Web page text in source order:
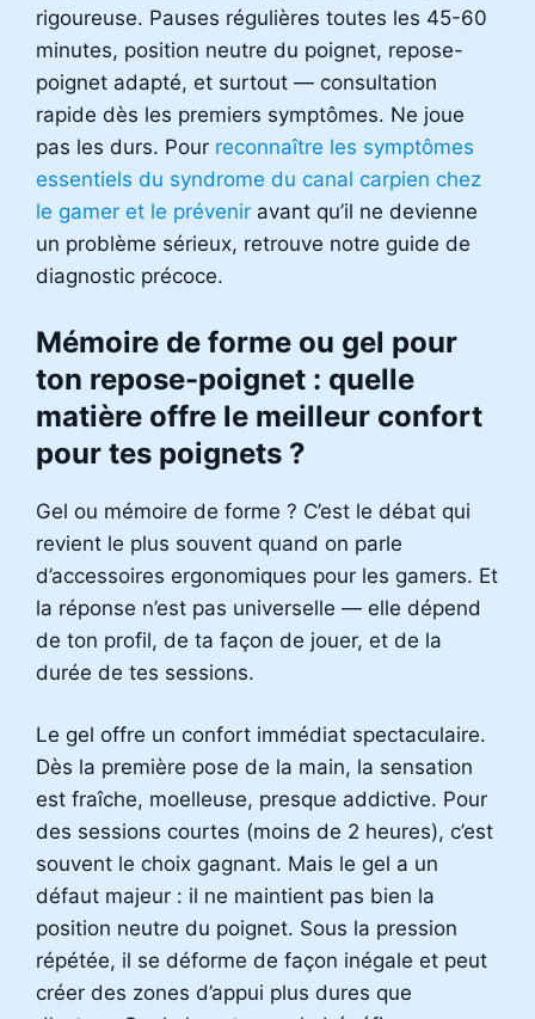
rigoureuse. Pauses régulières toutes les 45-60
minutes, position neutre du poignet, repose-
poignet adapté, et surtout — consultation
rapide dès les premiers symptômes. Ne joue
pas les durs. Pour reconnaître les symptômes
essentiels du syndrome du canal carpien chez
le gamer et le prévenir avant qu’il ne devienne
un problème sérieux, retrouve notre guide de
diagnostic précoce.
Mémoire de forme ou gel pour
ton repose-poignet : quelle
matière offre le meilleur confort
pour tes poignets ?
Gel ou mémoire de forme ? C’est le débat qui
revient le plus souvent quand on parle
d’accessoires ergonomiques pour les gamers. Et
la réponse n’est pas universelle — elle dépend
de ton profil, de ta façon de jouer, et de la
durée de tes sessions.
Le gel offre un confort immédiat spectaculaire.
Dès la première pose de la main, la sensation
est fraîche, moelleuse, presque addictive. Pour
des sessions courtes (moins de 2 heures), c’est
souvent le choix gagnant. Mais le gel a un
défaut majeur : il ne maintient pas bien la
position neutre du poignet. Sous la pression
répétée, il se déforme de façon inégale et peut
créer des zones d’appui plus dures que